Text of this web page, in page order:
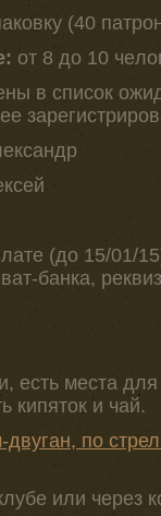
(40
от 8 до 10
в список
(до 15/01/
банка,
есть места
кипяток и чай.
по
или через